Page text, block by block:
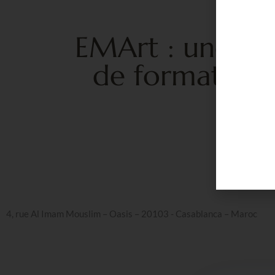
EMArt : une
de formation